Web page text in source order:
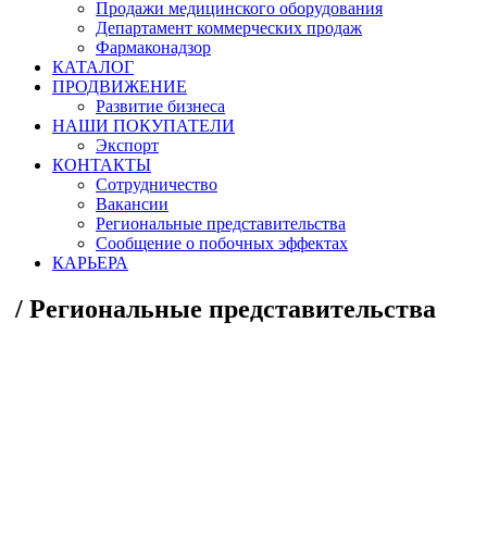
Продажи медицинского оборудования
Департамент коммерческих продаж
Фармаконадзор
КАТАЛОГ
ПРОДВИЖЕНИЕ
Развитие бизнеса
НАШИ ПОКУПАТЕЛИ
Экспорт
КОНТАКТЫ
Сотрудничество
Вакансии
Региональные представительства
Сообщение о побочных эффектах
КАРЬЕРА
/ Региональные представительства